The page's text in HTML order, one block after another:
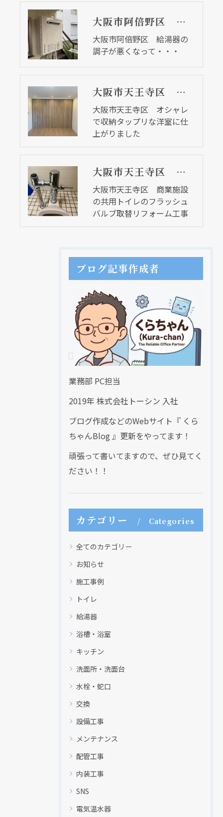
大阪市阿倍野区 給湯器の調子が悪くなって・・・
大阪市阿倍野区 給湯器の
調子が悪くなって・・・
大阪市天王寺区 オシャレで収納タップリな洋室に仕上がりました
大阪市天王寺区 オシャレ
で収納タップリな洋室に仕
上がりました
大阪市天王寺区 商業施設の共用トイレのフラッシュバルブ取替リフォーム工事
大阪市天王寺区 商業施設
の共用トイレのフラッシュ
バルブ取替リフォーム工事
ブログ記事作成者
業務部 PC担当
2019年 株式会社トーシン 入社
ブログ作成などのWebサイト『 くら
ちゃんBlog 』更新をやってます！
頑張って書いてますので、ぜひ見てく
ださい！！
カテゴリー Categories
全てのカテゴリー
お知らせ
施工事例
トイレ
給湯器
浴槽・浴室
キッチン
洗面所・洗面台
水栓・蛇口
交換
設備工事
メンテナンス
配管工事
内装工事
SNS
電気温水器